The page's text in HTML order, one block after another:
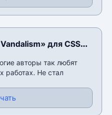
для CSS
авторы так любят
работах. Не стал